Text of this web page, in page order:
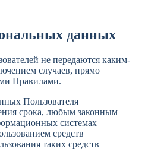
данных
не передаются каким-
случаев, прямо
Правилами.
Пользователя
срока, любым законным
системах
средств
таких средств